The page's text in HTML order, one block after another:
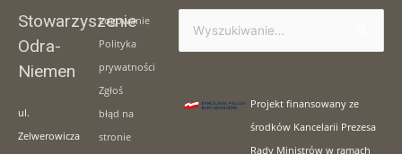
Stowarzyszenie
Odra-
Niemen
ul.
Zelwerowicza
Logowanie
Polityka
prywatności
Zgłoś
błąd na
stronie
Szukaj
dla:
Projekt finansowany ze
środków Kancelarii Prezesa
Rady Ministrów w ramach